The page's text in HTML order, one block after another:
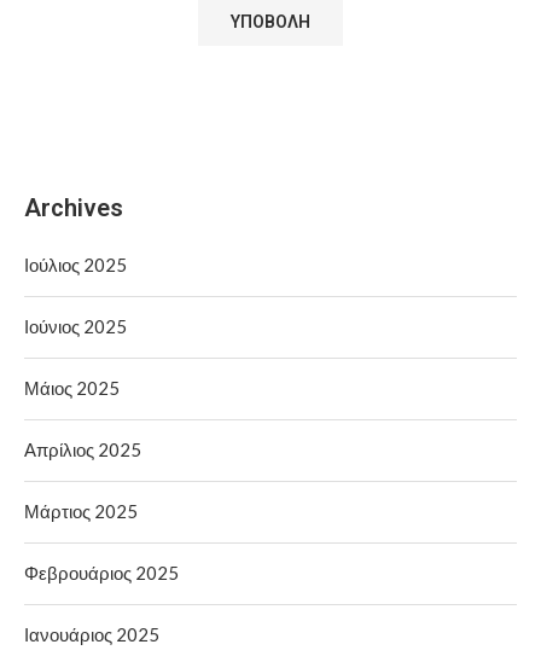
Archives
Ιούλιος 2025
Ιούνιος 2025
Μάιος 2025
Απρίλιος 2025
Μάρτιος 2025
Φεβρουάριος 2025
Ιανουάριος 2025